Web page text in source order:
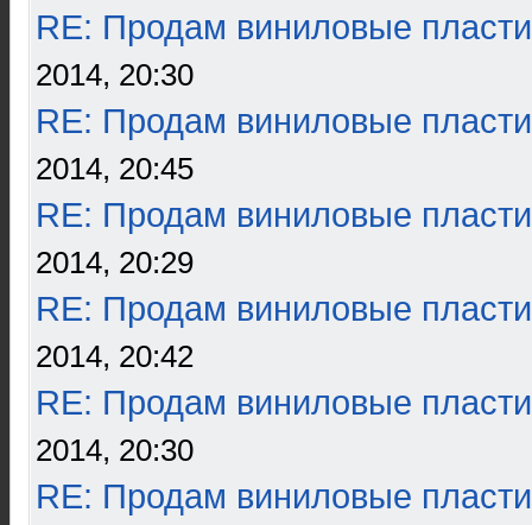
RE: Продам виниловые
2014, 20:30
RE: Продам виниловые
2014, 20:45
RE: Продам виниловые
2014, 20:29
RE: Продам виниловые
2014, 20:42
RE: Продам виниловые
2014, 20:30
RE: Продам виниловые